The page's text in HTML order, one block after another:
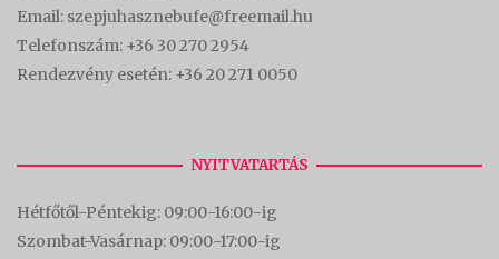
Email: szepjuhasznebufe@freemail.hu
Telefonszám: +36 30 270 2954
Rendezvény esetén: +36 20 271 0050
NYITVATARTÁS
Hétfőtől-Péntekig: 09:00-16:00-ig
Szombat-Vasárnap: 09:00-17:00-ig